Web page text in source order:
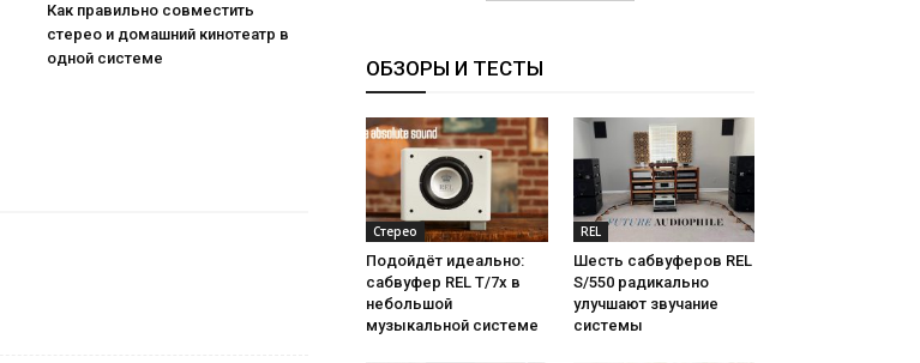
Как правильно совместить
стерео и домашний кинотеатр в
одной системе
ОБЗОРЫ И ТЕСТЫ
Стерео
Подойдёт идеально:
сабвуфер REL T/7x в
небольшой
музыкальной системе
REL
Шесть сабвуферов REL
S/550 радикально
улучшают звучание
системы